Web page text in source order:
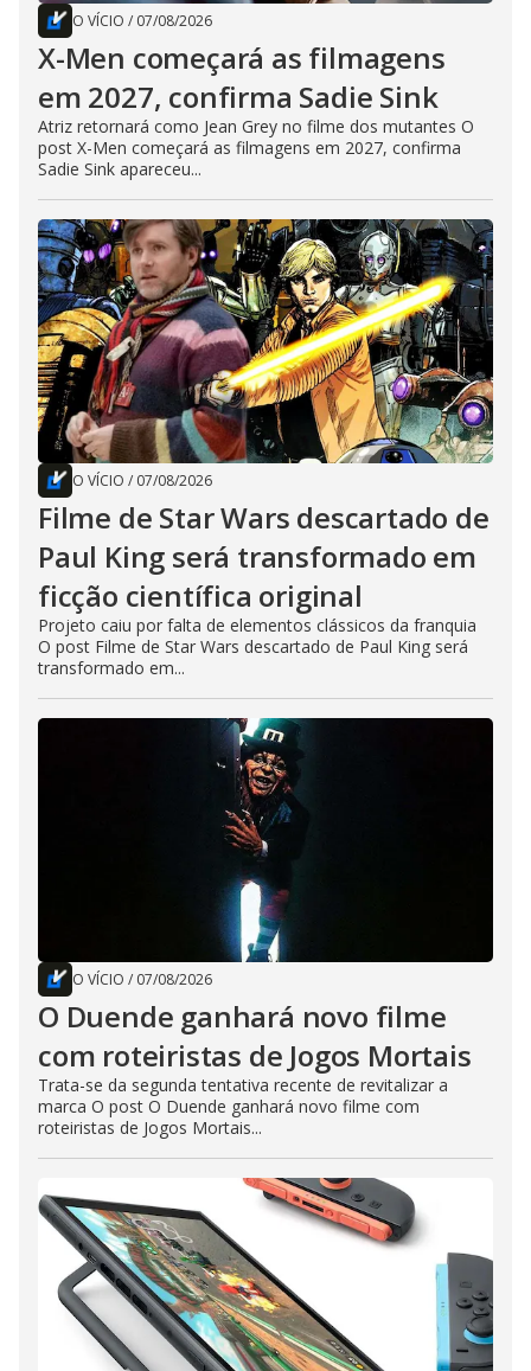
O VÍCIO / 07/08/2026
X-Men começará as filmagens
em 2027, confirma Sadie Sink
Atriz retornará como Jean Grey no filme dos mutantes O
post X-Men começará as filmagens em 2027, confirma
Sadie Sink apareceu...
O VÍCIO / 07/08/2026
Filme de Star Wars descartado de
Paul King será transformado em
ficção científica original
Projeto caiu por falta de elementos clássicos da franquia
O post Filme de Star Wars descartado de Paul King será
transformado em...
O VÍCIO / 07/08/2026
O Duende ganhará novo filme
com roteiristas de Jogos Mortais
Trata-se da segunda tentativa recente de revitalizar a
marca O post O Duende ganhará novo filme com
roteiristas de Jogos Mortais...